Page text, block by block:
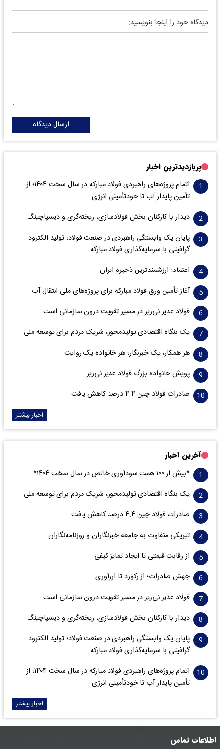
دیدگاه خود را اینجا بنویسید:
ارسال دیدگاه
پربازدیدترین اخبار
اتمام پروژه‌های راهبردی فولاد مبارکه در سال سخت ۱۴۰۴؛ از
تأمین پایدار آب تا خودتأمینی انرژی
دیدار با کارکنان بخش فولادسازی، ریخته‌گری و دیسپاچینگ
پایان یک وابستگی راهبردی در صنعت فولاد؛ تولید الکترود
گرافیتی با سرمایه‌گذاری فولاد مبارکه
اعتماد؛ ارزشمندترین ذخیره ایران
آغاز تأمین ورق فولاد مبارکه برای پروژه‌های ملی انتقال آب
فولاد غدیر نی‌ریز در مسیر تقویت درون سازمانی است
یک بنگاه اقتصادی تولیدمحور، شریک مردم برای توسعه ملی
هر همکار، یک خبرنگار؛ هر خانواده یک روایت
پویش خانواده بزرگ فولاد غدیر نی‌ریز
صادرات فولاد چین ۴.۴ درصد کاهش یافت
اخبار بیشتر
آخرین اخبار
*بیش از ۱۰۰ همت سودآوری خالص در سال سخت ۱۴۰۴*
یک بنگاه اقتصادی تولیدمحور، شریک مردم برای توسعه ملی
صادرات فولاد چین ۴.۴ درصد کاهش یافت
تبریکی متفاوت به جامعه خبرنگاران و روزنامه‌نگاران
از رقابت قیمتی تا ایجاد تمایز کیفی
جهش صادرات؛ از رکورد تا ارزآوری
فولاد غدیر نی‌ریز در مسیر تقویت درون سازمانی است
دیدار با کارکنان بخش فولادسازی، ریخته‌گری و دیسپاچینگ
پایان یک وابستگی راهبردی در صنعت فولاد؛ تولید الکترود
گرافیتی با سرمایه‌گذاری فولاد مبارکه
اتمام پروژه‌های راهبردی فولاد مبارکه در سال سخت ۱۴۰۴؛ از
تأمین پایدار آب تا خودتأمینی انرژی
اخبار بیشتر
اطلاعات تماس